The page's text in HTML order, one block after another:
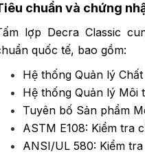
chuẩn và chứng
lợp Decra Classic
quốc tế, bao gồm:
Hệ thống Quản lý
Hệ thống Quản lý Môi
Tuyên bố Sản phẩm
ASTM E108: Kiểm tra
ANSI/UL 580: Kiểm